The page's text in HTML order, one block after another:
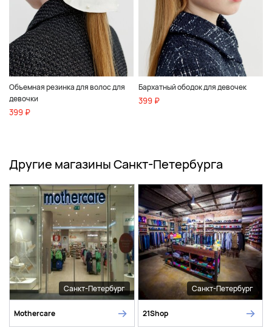
Объемная резинка для волос для
девочки
399 ₽
Бархатный ободок для девочек
399 ₽
Другие магазины Санкт-Петербурга
Санкт-Петербург
Mothercare
Санкт-Петербург
21Shop